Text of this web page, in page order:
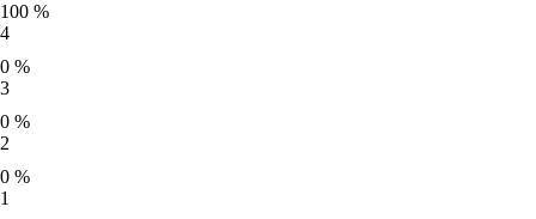
100 %
4
0 %
3
0 %
2
0 %
1